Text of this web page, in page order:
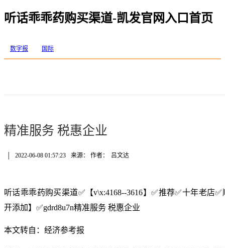
听话乖乖药购买渠道-凯发官网入口首页
数字报 国际
精准服务 税惠企业
2022-06-08 01:57:23 来源： 作者： 吕文达
听话乖乖药购买渠道✅【v\x:4168--3616】✅推荐✅十年老店
开添加】✅gdrd8u7n精准服务 税惠企业
本文转自：经济参考报